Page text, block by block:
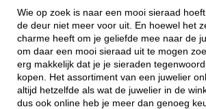
Wie op zoek is naar een mooi sieraad
de deur niet meer voor uit. En hoewel het
charme heeft om je geliefde mee naar de
om daar een mooi sieraad uit te mogen
erg makkelijk dat je je sieraden
kopen. Het assortiment van een juwelier
altijd hetzelfde als wat de juwelier in de
dus ook online heb je meer dan genoeg